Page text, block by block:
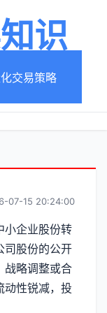
识
交易策略
07-15 20:24:00
小企业股份转
司股份的公开
战略调整或合
动性锐减，投